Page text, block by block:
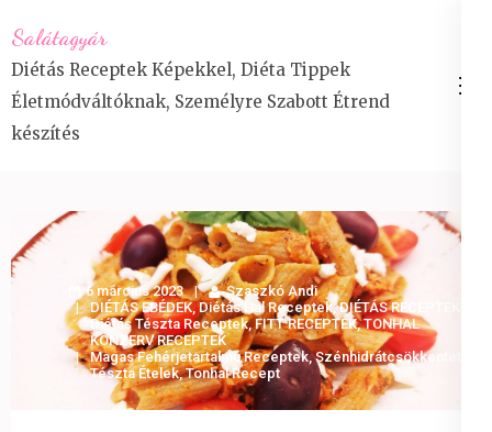
to
content
(Press
Enter)
Salátagyár
Diétás Receptek Képekkel, Diéta Tippek
Életmódváltóknak, Személyre Szabott Étrend
készítés
6 március 2023
Szaszkó Andi
DIÉTÁS EBÉDEK,Diétás Hal Receptek,DIÉTÁS RECEPTEK
Diétás Tészta Receptek, FITT RECEPTEK,TONHAL
KONZERV RECEPTEK
Magas Fehérjetartalmú Receptek,Szénhidrátcsökkentett
Tészta Ételek,Tonhal Recept